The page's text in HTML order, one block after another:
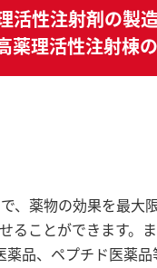
活性注射剤の製
薬理活性注射棟
、薬物の効果を最大
ることができます。
品、ペプチド医薬